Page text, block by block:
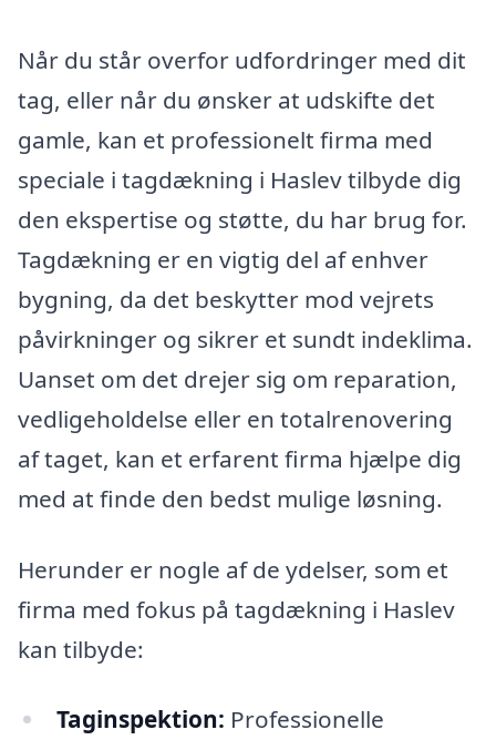
Når du står overfor udfordringer med dit
tag, eller når du ønsker at udskifte det
gamle, kan et professionelt firma med
speciale i tagdækning i Haslev tilbyde dig
den ekspertise og støtte, du har brug for.
Tagdækning er en vigtig del af enhver
bygning, da det beskytter mod vejrets
påvirkninger og sikrer et sundt indeklima.
Uanset om det drejer sig om reparation,
vedligeholdelse eller en totalrenovering
af taget, kan et erfarent firma hjælpe dig
med at finde den bedst mulige løsning.
Herunder er nogle af de ydelser, som et
firma med fokus på tagdækning i Haslev
kan tilbyde:
Taginspektion: Professionelle